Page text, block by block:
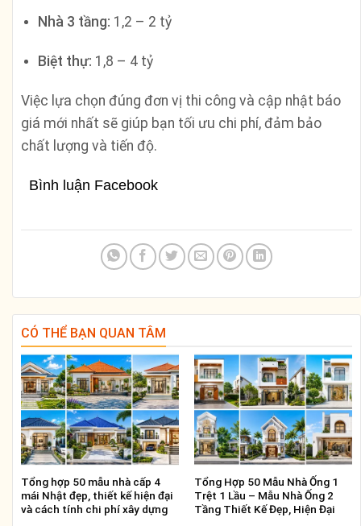
Nhà 3 tầng: 1,2 – 2 tỷ
Biệt thự: 1,8 – 4 tỷ
Việc lựa chọn đúng đơn vị thi công và cập nhật báo
giá mới nhất sẽ giúp bạn tối ưu chi phí, đảm bảo
chất lượng và tiến độ.
Bình luận Facebook
CÓ THỂ BẠN QUAN TÂM
Tổng hợp 50 mẫu nhà cấp 4
mái Nhật đẹp, thiết kế hiện đại
và cách tính chi phí xây dựng
Tổng Hợp 50 Mẫu Nhà Ống 1
Trệt 1 Lầu – Mẫu Nhà Ống 2
Tầng Thiết Kế Đẹp, Hiện Đại